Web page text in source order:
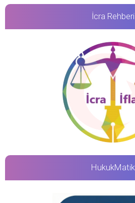
İcra Rehberi
HukukMatik